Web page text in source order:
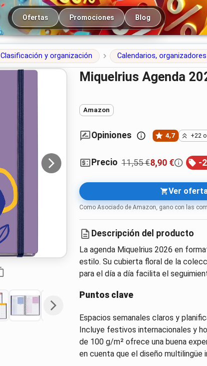
Navegación principal
Ofertas Promociones Blog
Clasificación y organización Calendarios,
Miquelrius Agenda
Amazon
Opiniones 4,7 +22
Precio 11,55 €8,90 € -
Ver
Como Asociado de Amazon, gano con las
Descripción del producto
La agenda Miquelrius 2026 en
estilo. Su cubierta floral de la
para el día a día facilita el
Puntos clave
Espacios semanales claros y
Incluye festivos internacionales y
de 100 g/m² ofrece una buena
en cuenta que el diseño multilingüe